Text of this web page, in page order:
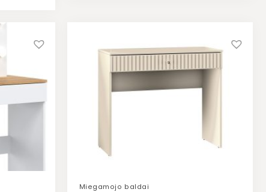
Miegamojo baldai